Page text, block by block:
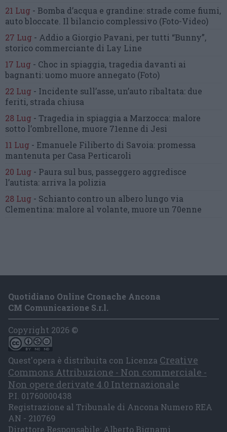
21 Lug - Bomba d’acqua e grandine: strade come fiumi,
auto bloccate. Il bilancio complessivo (Foto-Video)
27 Lug - Addio a Giorgio Pavani, per tutti “Bunny”,
storico commerciante di Lay Line
17 Lug - Choc in spiaggia, tragedia davanti ai
bagnanti:uomo muore annegato (Foto)
22 Lug - Incidente sull’asse, un’auto ribaltata: due
feriti, strada chiusa
28 Lug - Tragedia in spiaggia a Marzocca: malore
sotto l’ombrellone, muore 71enne di Jesi
11 Lug - Emanuele Filiberto di Savoia: promessa
mantenuta per Casa Perticaroli
20 Lug - Paura sul bus, passeggero aggredisce
l’autista: arriva la polizia
28 Lug - Schianto contro un albero lungo via
Clementina: malore al volante, muore un 70enne
Quotidiano Online Cronache Ancona
CM Comunicazione S.r.l.
Copyright 2026 ©
Quest'opera è distribuita con Licenza Creative
Commons Attribuzione - Non commerciale -
Non opere derivate 4.0 Internazionale
P.I. 01760000438
Registrazione al Tribunale di Ancona Numero REA
AN - 210769
Direttore Responsabile: Alberto Bignami